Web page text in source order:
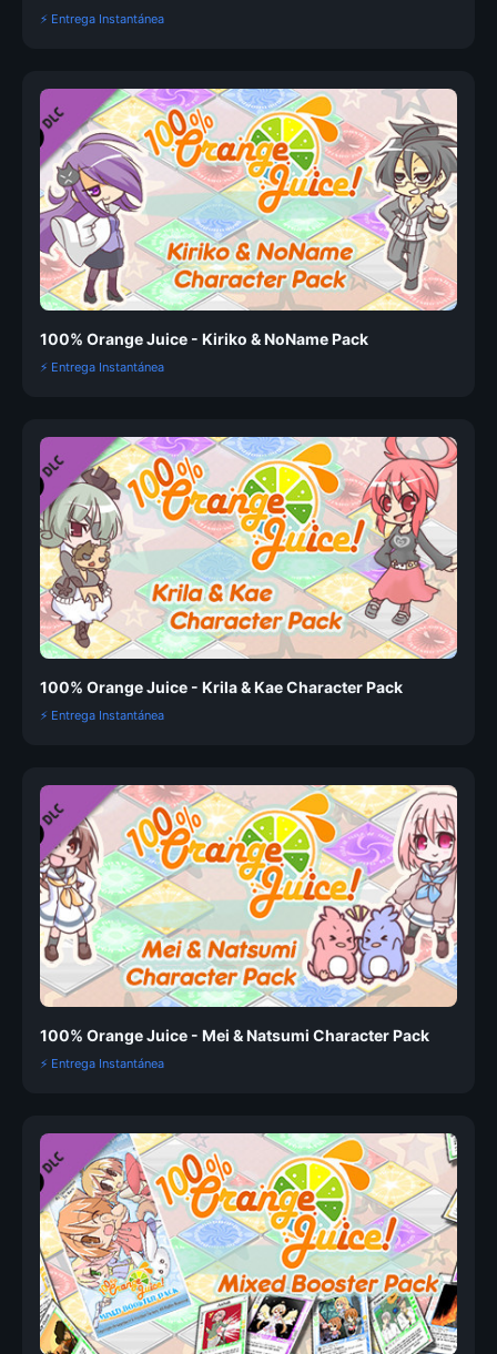
⚡ Entrega Instantánea
100% Orange Juice - Kiriko & NoName Pack
⚡ Entrega Instantánea
100% Orange Juice - Krila & Kae Character Pack
⚡ Entrega Instantánea
100% Orange Juice - Mei & Natsumi Character Pack
⚡ Entrega Instantánea